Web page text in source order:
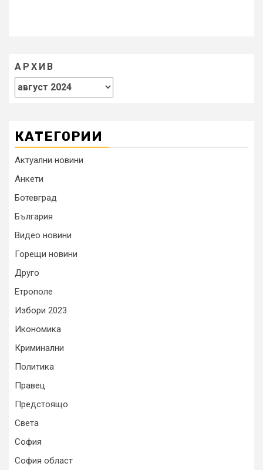
АРХИВ
КАТЕГОРИИ
Актуални новини
Анкети
Ботевград
България
Видео новини
Горещи новини
Друго
Етрополе
Избори 2023
Икономика
Криминални
Политика
Правец
Предстоящо
Света
София
София област